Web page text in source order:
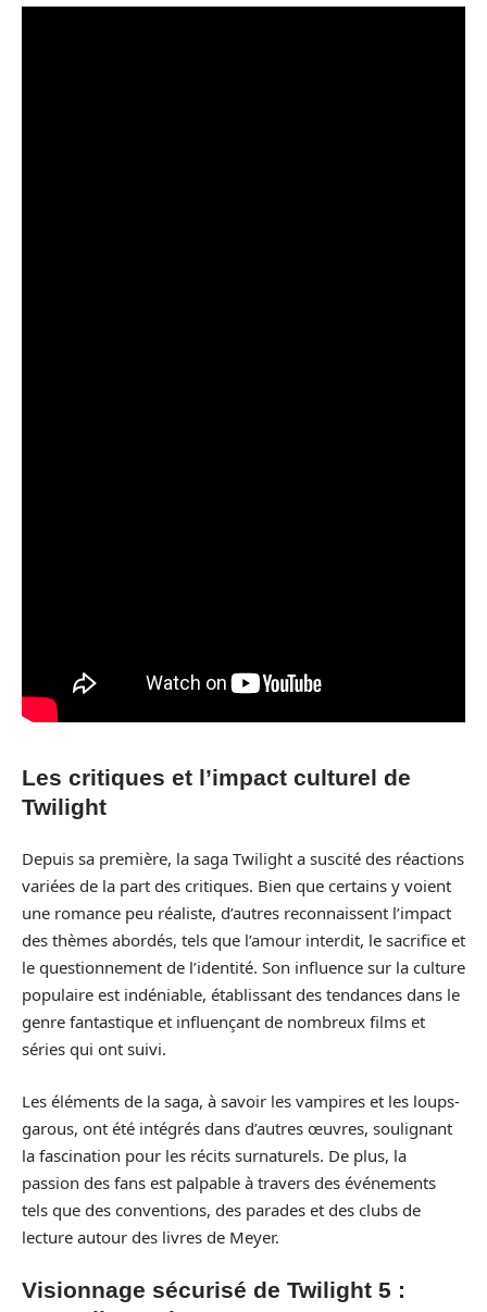
Les critiques et l’impact culturel de
Twilight
Depuis sa première, la saga Twilight a suscité des réactions
variées de la part des critiques. Bien que certains y voient
une romance peu réaliste, d’autres reconnaissent l’impact
des thèmes abordés, tels que l’amour interdit, le sacrifice et
le questionnement de l’identité. Son influence sur la culture
populaire est indéniable, établissant des tendances dans le
genre fantastique et influençant de nombreux films et
séries qui ont suivi.
Les éléments de la saga, à savoir les vampires et les loups-
garous, ont été intégrés dans d’autres œuvres, soulignant
la fascination pour les récits surnaturels. De plus, la
passion des fans est palpable à travers des événements
tels que des conventions, des parades et des clubs de
lecture autour des livres de Meyer.
Visionnage sécurisé de Twilight 5 :